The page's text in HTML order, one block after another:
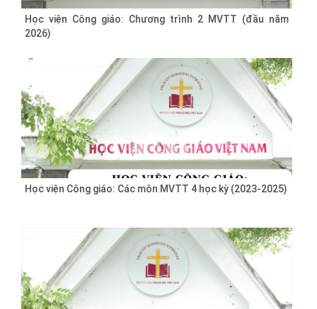
Học viện Công giáo: Chương trình 2 MVTT (đầu năm
2026)
Học viện Công giáo: Các môn MVTT 4 học kỳ (2023-2025)